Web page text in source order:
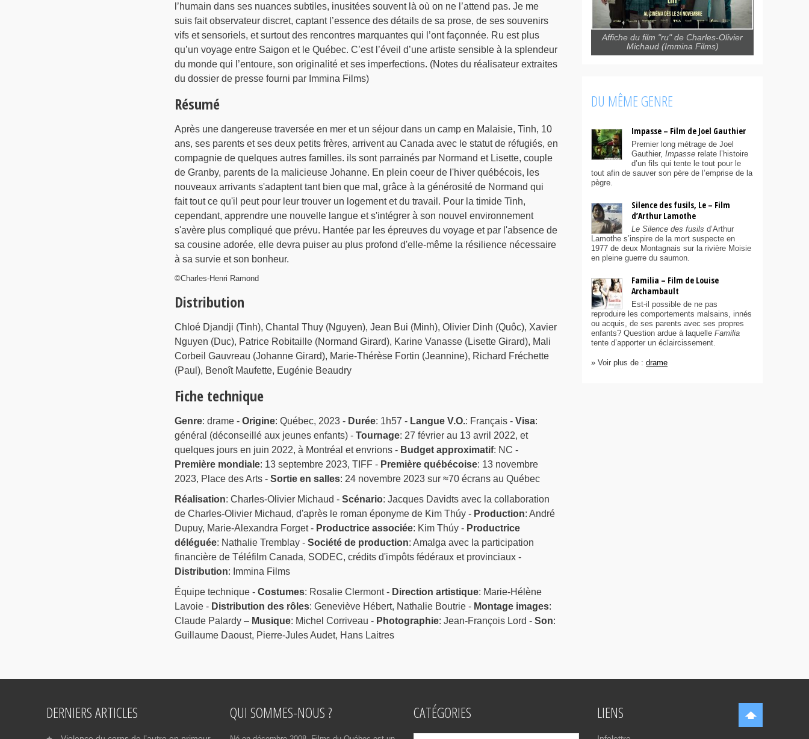
l’humain dans ses nuances subtiles, inusitées souvent là où on ne l’attend pas. Je me
suis fait observateur discret, captant l’essence des détails de sa prose, de ses souvenirs
vifs et sensoriels, et surtout des rencontres marquantes qui l’ont façonnée. Ru est plus
qu’un voyage entre Saigon et le Québec. C’est l’éveil d’une artiste sensible à la splendeur
du monde qui l’entoure, son originalité et ses imperfections. (Notes du réalisateur extraites
du dossier de presse fourni par Immina Films)
Résumé
Après une dangereuse traversée en mer et un séjour dans un camp en Malaisie, Tinh, 10
ans, ses parents et ses deux petits frères, arrivent au Canada avec le statut de réfugiés, en
compagnie de quelques autres familles. ils sont parrainés par Normand et Lisette, couple
de Granby, parents de la malicieuse Johanne. En plein coeur de l'hiver québécois, les
nouveaux arrivants s'adaptent tant bien que mal, grâce à la générosité de Normand qui
fait tout ce qu'il peut pour leur trouver un logement et du travail. Pour la timide Tinh,
cependant, apprendre une nouvelle langue et s'intégrer à son nouvel environnement
s'avère plus compliqué que prévu. Hantée par les épreuves du voyage et par l'absence de
sa cousine adorée, elle devra puiser au plus profond d'elle-même la résilience nécessaire
à sa survie et son bonheur.
©Charles-Henri Ramond
Distribution
Chloé Djandji (Tinh), Chantal Thuy (Nguyen), Jean Bui (Minh), Olivier Dinh (Quôc), Xavier
Nguyen (Duc), Patrice Robitaille (Normand Girard), Karine Vanasse (Lisette Girard), Mali
Corbeil Gauvreau (Johanne Girard), Marie-Thérèse Fortin (Jeannine), Richard Fréchette
(Paul), Benoît Maufette, Eugénie Beaudry
Fiche technique
Genre: drame - Origine: Québec, 2023 - Durée: 1h57 - Langue V.O.: Français - Visa:
général (déconseillé aux jeunes enfants) - Tournage: 27 février au 13 avril 2022, et
quelques jours en juin 2022, à Montréal et envrions - Budget approximatif: NC -
Première mondiale: 13 septembre 2023, TIFF - Première québécoise: 13 novembre
2023, Place des Arts - Sortie en salles: 24 novembre 2023 sur ≈70 écrans au Québec
Réalisation: Charles-Olivier Michaud - Scénario: Jacques Davidts avec la collaboration
de Charles-Olivier Michaud, d'après le roman éponyme de Kim Thúy - Production: André
Dupuy, Marie-Alexandra Forget - Productrice associée: Kim Thúy - Productrice
déléguée: Nathalie Tremblay - Société de production: Amalga avec la participation
financière de Téléfilm Canada, SODEC, crédits d'impôts fédéraux et provinciaux -
Distribution: Immina Films
Équipe technique - Costumes: Rosalie Clermont - Direction artistique: Marie-Hélène
Lavoie - Distribution des rôles: Geneviève Hébert, Nathalie Boutrie - Montage images:
Claude Palardy – Musique: Michel Corriveau - Photographie: Jean-François Lord - Son:
Guillaume Daoust, Pierre-Jules Audet, Hans Laitres
Affiche du film "ru" de Charles-Olivier
Michaud (Immina Films)
DU MÊME GENRE
Impasse – Film de Joel Gauthier
Premier long métrage de Joel
Gauthier, Impasse relate l’histoire
d’un fils qui tente le tout pour le
tout afin de sauver son père de l’emprise de la
pègre.
Silence des fusils, Le – Film
d’Arthur Lamothe
Le Silence des fusils d’Arthur
Lamothe s’inspire de la mort suspecte en
1977 de deux Montagnais sur la rivière Moisie
en pleine guerre du saumon.
Familia – Film de Louise
Archambault
Est-il possible de ne pas
reproduire les comportements malsains, innés
ou acquis, de ses parents avec ses propres
enfants? Question ardue à laquelle Familia
tente d’apporter un éclaircissement.
» Voir plus de : drame
DERNIERS ARTICLES QUI SOMMES-NOUS ? CATÉGORIES LIENS